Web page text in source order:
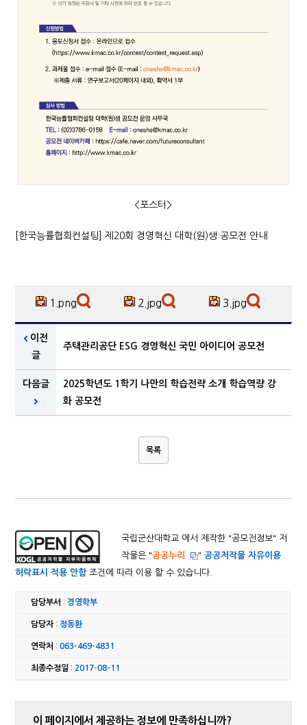
<포스터>
[한국능률협회컨설팅] 제20회 경영혁신 대학(원)생 공모전 안내
1.png 2.jpg 3.jpg
이전
글
주택관리공단 ESG 경영혁신 국민 아이디어 공모전
다음글
2025학년도 1학기 나만의 학습전략 소개 학습역량 강
화 공모전
목록
국립군산대학교 에서 제작한 "공모전정보" 저
작물은 "공공누리 "공공저작물 자유이용
허락표시 적용 안함조건에 따라 이용 할 수 있습니다.
담당부서 :경영학부
담당자: 정동환
연락처 :063-469-4831
최종수정일 : 2017-08-11
이 페이지에서 제공하는 정보에 만족하십니까?